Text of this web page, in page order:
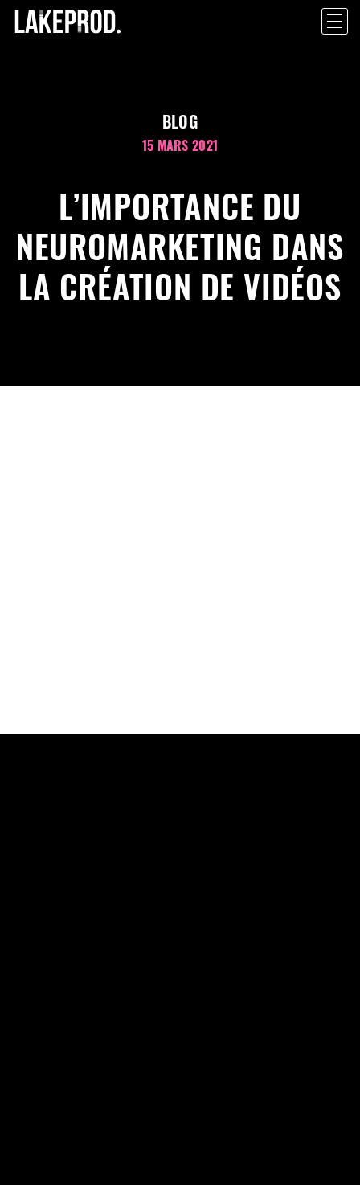
BLOG
15 MARS 2021
L’IMPORTANCE DU
NEUROMARKETING DANS
LA CRÉATION DE VIDÉOS